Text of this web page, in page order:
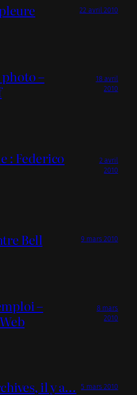
22 avril 2010
–
18 avril
2010
: Federico
2 avril
2010
Bell 9 mars 2010
–
8 mars
2010
il y a… 5 mars 2010